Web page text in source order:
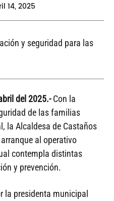
14, 2025
y seguridad para las
del 2025.-Con la
de las familias
la Alcaldesa de Castaños
al operativo
contempla distintas
y prevención.
la presidenta municipal